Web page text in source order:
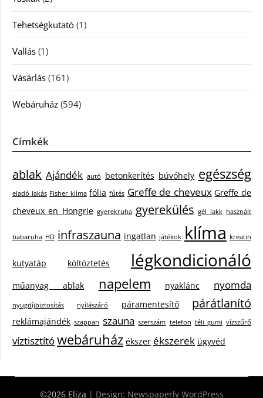
Tehetségkutató (1)
Vallás (1)
Vásárlás (161)
Webáruház (594)
Címkék
ablak Ajándék autó betonkerítés búvóhely egészség
eladó lakás Fisher klíma fólia fűtés Greffe de cheveux Greffe de
cheveux en Hongrie gyerekruha gyerekülés gél lakk használt
babaruha HD infraszauna ingatlan játékok klíma kreatin
kutyatáp költöztetés légkondicionáló
műanyag ablak napelem nyaklánc nyomda
nyugdíjbiztosítás nyílászáró páramentesítő párátlanító
reklámajándék szappan szauna szerszám telefon téli gumi vízszűrő
víztisztítówebáruház ékszer ékszerek ügyvéd
©2026 Eliza | Design: Newspaperly WordPress